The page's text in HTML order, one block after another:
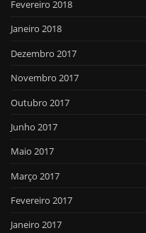
Fevereiro 2018
Janeiro 2018
Dezembro 2017
Novembro 2017
Outubro 2017
Junho 2017
Maio 2017
Março 2017
Fevereiro 2017
Janeiro 2017